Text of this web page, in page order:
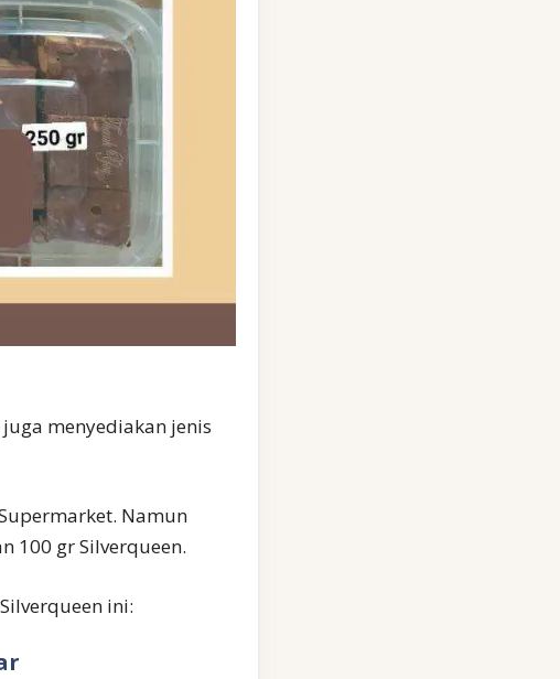
menyediakan jenis
Namun
100 gr Silverqueen.
ini: